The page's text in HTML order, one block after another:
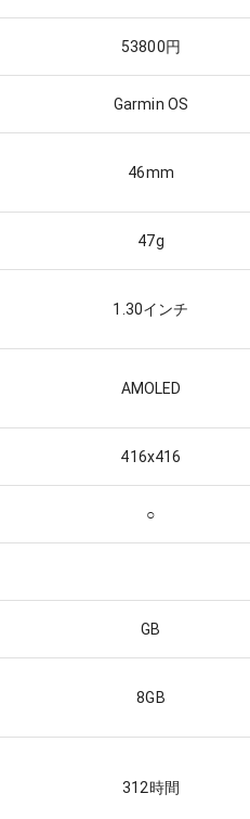
53800円
Garmin OS
46mm
47g
1.30インチ
AMOLED
416x416
○
GB
8GB
312時間